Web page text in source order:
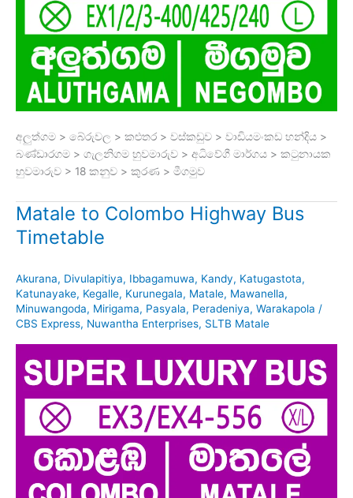
අලුත්ගම > බේරුවල > කළුතර > වස්කඩුව > වාඩියමංකඩ හන්දිය >
බණ්ඩාරගම > ගැලනිගම හුවමාරුව > අධිවේගී මාර්ගය > කටුනායක
හුවමාරුව > 18 කනුව > කුරණ > මීගමුව
Matale to Colombo Highway Bus
Timetable
Akurana, Divulapitiya, Ibbagamuwa, Kandy, Katugastota,
Katunayake, Kegalle, Kurunegala, Matale, Mawanella,
Minuwangoda, Mirigama, Pasyala, Peradeniya, Warakapola /
CBS Express, Nuwantha Enterprises, SLTB Matale